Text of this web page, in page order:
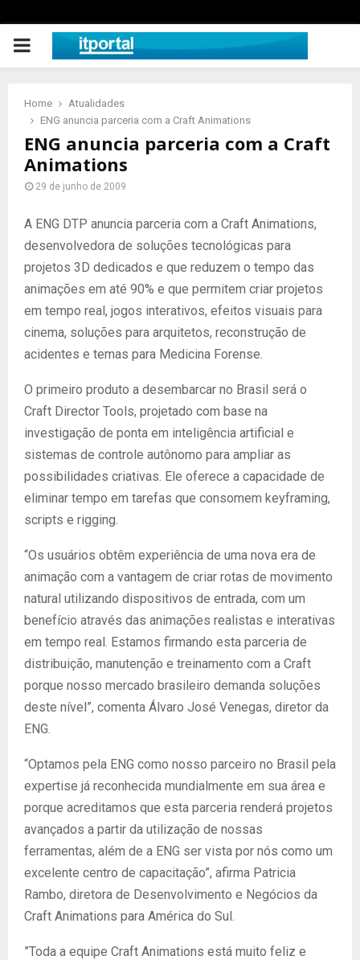
PRIMARY
Home
Atualidades
ENG anuncia parceria com a Craft Animations
ENG anuncia parceria com a Craft
Animations
29 de junho de 2009
A ENG DTP anuncia parceria com a Craft Animations,
desenvolvedora de soluções tecnológicas para
projetos 3D dedicados e que reduzem o tempo das
animações em até 90% e que permitem criar projetos
em tempo real, jogos interativos, efeitos visuais para
cinema, soluções para arquitetos, reconstrução de
acidentes e temas para Medicina Forense.
O primeiro produto a desembarcar no Brasil será o
Craft Director Tools, projetado com base na
investigação de ponta em inteligência artificial e
sistemas de controle autônomo para ampliar as
possibilidades criativas. Ele oferece a capacidade de
eliminar tempo em tarefas que consomem keyframing,
scripts e rigging.
“Os usuários obtêm experiência de uma nova era de
animação com a vantagem de criar rotas de movimento
natural utilizando dispositivos de entrada, com um
benefício através das animações realistas e interativas
em tempo real. Estamos firmando esta parceria de
distribuição, manutenção e treinamento com a Craft
porque nosso mercado brasileiro demanda soluções
deste nível”, comenta Álvaro José Venegas, diretor da
ENG.
“Optamos pela ENG como nosso parceiro no Brasil pela
expertise já reconhecida mundialmente em sua área e
porque acreditamos que esta parceria renderá projetos
avançados a partir da utilização de nossas
ferramentas, além de a ENG ser vista por nós como um
excelente centro de capacitação”, afirma Patricia
Rambo, diretora de Desenvolvimento e Negócios da
Craft Animations para América do Sul.
”Toda a equipe Craft Animations está muito feliz e